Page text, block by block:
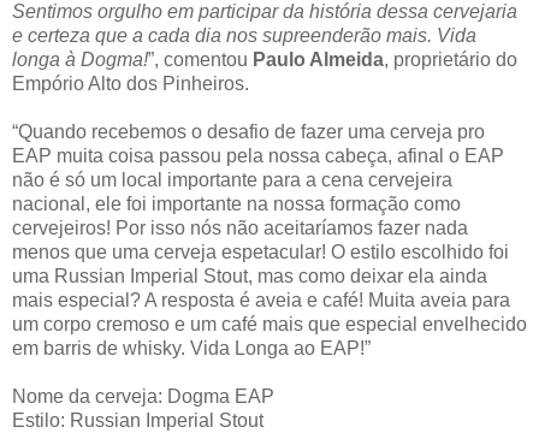
Sentimos orgulho em participar da história dessa cervejaria
e certeza que a cada dia nos supreenderão mais. Vida
longa à Dogma!”, comentou Paulo Almeida, proprietário do
Empório Alto dos Pinheiros.
“Quando recebemos o desafio de fazer uma cerveja pro
EAP muita coisa passou pela nossa cabeça, afinal o EAP
não é só um local importante para a cena cervejeira
nacional, ele foi importante na nossa formação como
cervejeiros! Por isso nós não aceitaríamos fazer nada
menos que uma cerveja espetacular! O estilo escolhido foi
uma Russian Imperial Stout, mas como deixar ela ainda
mais especial? A resposta é aveia e café! Muita aveia para
um corpo cremoso e um café mais que especial envelhecido
em barris de whisky. Vida Longa ao EAP!”
Nome da cerveja: Dogma EAP
Estilo: Russian Imperial Stout